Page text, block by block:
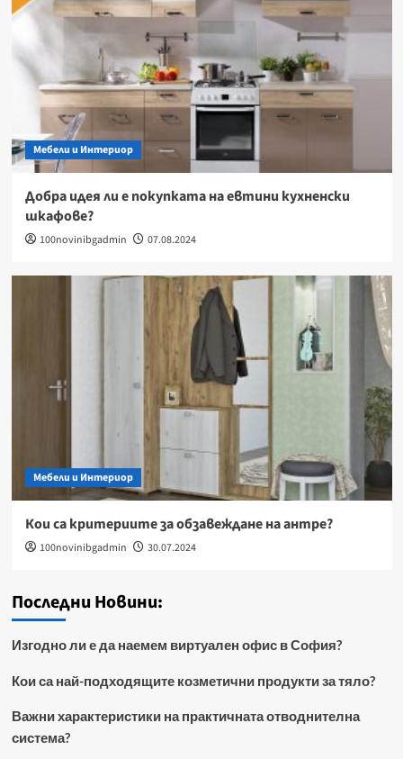
Мебели и Интериор
Добра идея ли е покупката на евтини кухненски
шкафове?
100novinibgadmin 07.08.2024
Мебели и Интериор
Кои са критериите за обзавеждане на антре?
100novinibgadmin 30.07.2024
Последни Новини:
Изгодно ли е да наемем виртуален офис в София?
Кои са най-подходящите козметични продукти за тяло?
Важни характеристики на практичната отводнителна
система?